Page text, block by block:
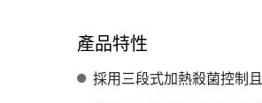
產品特性
採用三段式加熱殺菌控制